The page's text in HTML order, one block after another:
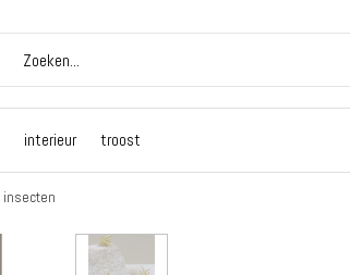
interieur troost
insecten